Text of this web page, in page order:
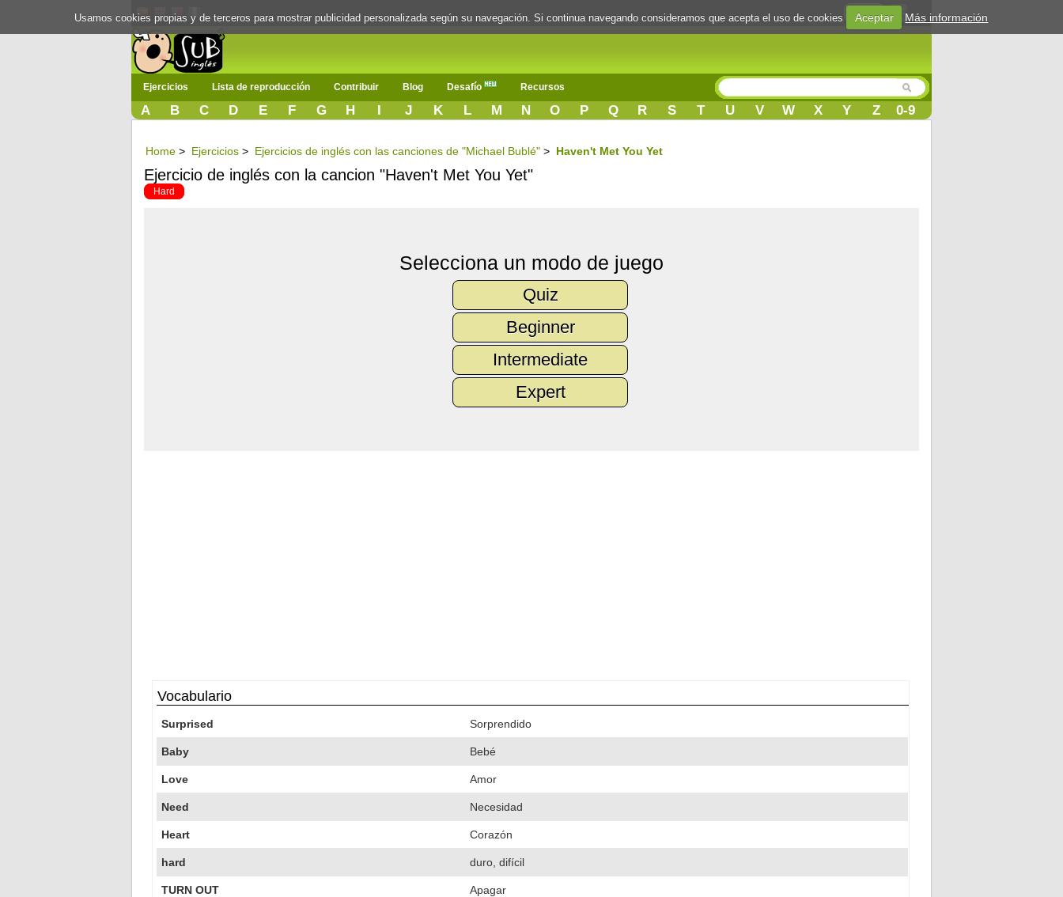
Login
Ejercicios Lista de reproducción Contribuir Blog Desafío Recursos
A B C D E F G H I J K L M N O P Q R S T U V W X Y Z 0-9
Home > Ejercicios > Ejercicios de inglés con las canciones de "Michael Bublé" > Haven't Met You Yet
Ejercicio de inglés con la cancion "Haven't Met You Yet"
Hard
Selecciona un modo de juego
Quiz
Beginner
Intermediate
Expert
Vocabulario
Surprised Sorprendido
Baby Bebé
Love Amor
Need Necesidad
Heart Corazón
hard duro, difícil
TURN OUT Apagar
Usamos cookies propias y de terceros para mostrar publicidad personalizada según su navegación. Si continua navegando consideramos que acepta el uso de cookies Aceptar Más información